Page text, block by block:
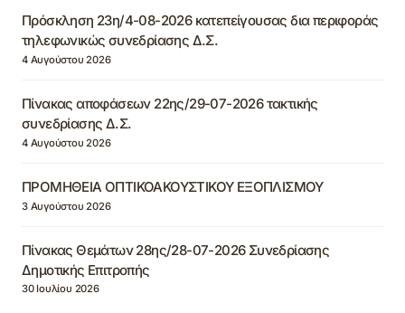
Πρόσκληση 23η/4-08-2026 κατεπείγουσας δια περιφοράς
τηλεφωνικώς συνεδρίασης Δ.Σ.
4 Αυγούστου 2026
Πίνακας αποφάσεων 22ης/29-07-2026 τακτικής
συνεδρίασης Δ.Σ.
4 Αυγούστου 2026
ΠΡΟΜΗΘΕΙΑ ΟΠΤΙΚΟΑΚΟΥΣΤΙΚΟΥ ΕΞΟΠΛΙΣΜΟΥ
3 Αυγούστου 2026
Πίνακας Θεμάτων 28ης/28-07-2026 Συνεδρίασης
Δημοτικής Επιτροπής
30 Ιουλίου 2026